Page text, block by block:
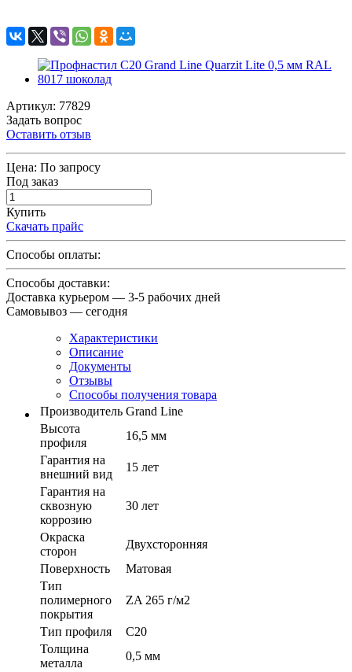
Артикул: 77829
Задать вопрос
Оставить отзыв
Цена: По запросу
Под заказ
Купить
Скачать прайс
Способы оплаты:
Способы доставки:
Доставка курьером — 3-5 рабочих дней
Самовывоз — сегодня
Характеристики
Описание
Документы
Отзывы
Способы получения товара
Производитель Grand Line
Высота
профиля
16,5 мм
Гарантия на
внешний вид
15 лет
Гарантия на
сквозную
коррозию
30 лет
Окраска
сторон
Двухсторонняя
Поверхность
Матовая
Тип
полимерного
покрытия
ZA 265 г/м2
Тип профиля
C20
Толщина
металла
0,5 мм